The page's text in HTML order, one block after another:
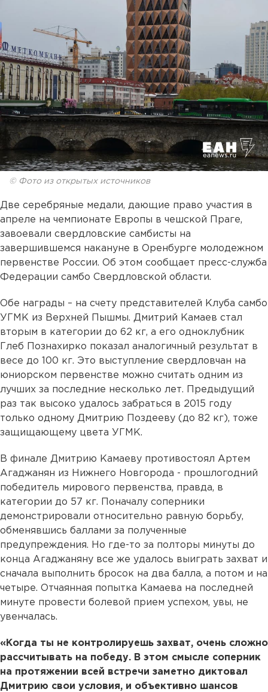
© Фото из открытых источников
Две серебряные медали, дающие право участия в
апреле на чемпионате Европы в чешской Праге,
завоевали свердловские самбисты на
завершившемся накануне в Оренбурге молодежном
первенстве России. Об этом сообщает пресс-служба
Федерации самбо Свердловской области.
Обе награды – на счету представителей Клуба самбо
УГМК из Верхней Пышмы. Дмитрий Камаев стал
вторым в категории до 62 кг, а его одноклубник
Глеб Познахирко показал аналогичный результат в
весе до 100 кг. Это выступление свердловчан на
юниорском первенстве можно считать одним из
лучших за последние несколько лет. Предыдущий
раз так высоко удалось забраться в 2015 году
только одному Дмитрию Поздееву (до 82 кг), тоже
защищающему цвета УГМК.
В финале Дмитрию Камаеву противостоял Артем
Агаджанян из Нижнего Новгорода - прошлогодний
победитель мирового первенства, правда, в
категории до 57 кг. Поначалу соперники
демонстрировали относительно равную борьбу,
обменявшись баллами за полученные
предупреждения. Но где-то за полторы минуты до
конца Агаджаняну все же удалось выиграть захват и
сначала выполнить бросок на два балла, а потом и на
четыре. Отчаянная попытка Камаева на последней
минуте провести болевой прием успехом, увы, не
увенчалась.
«Когда ты не контролируешь захват, очень сложно
рассчитывать на победу. В этом смысле соперник
на протяжении всей встречи заметно диктовал
Дмитрию свои условия, и объективно шансов